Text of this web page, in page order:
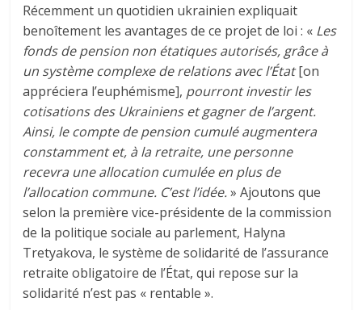
Récemment un quotidien ukrainien expliquait
benoîtement les avantages de ce projet de loi : « Les
fonds de pension non étatiques autorisés, grâce à
un système complexe de relations avec l’État[on
appréciera l’euphémisme], pourront investir les
cotisations des Ukrainiens et gagner de l’argent.
Ainsi, le compte de pension cumulé augmentera
constamment et, à la retraite, une personne
recevra une allocation cumulée en plus de
l’allocation commune. C’est l’idée.» Ajoutons que
selon la première vice-présidente de la commission
de la politique sociale au parlement, Halyna
Tretyakova, le système de solidarité de l’assurance
retraite obligatoire de l’État, qui repose sur la
solidarité n’est pas « rentable ».